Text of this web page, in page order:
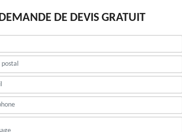
DEMANDE DE DEVIS GRATUIT